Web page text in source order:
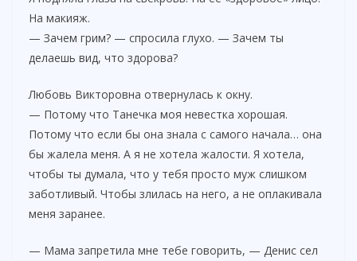
На макияж.
— Зачем грим? — спросила глухо. — Зачем ты
делаешь вид, что здорова?
Любовь Викторовна отвернулась к окну.
— Потому что Танечка моя невестка хорошая.
Потому что если бы она знала с самого начала… она
бы жалела меня. А я не хотела жалости. Я хотела,
чтобы ты думала, что у тебя просто муж слишком
заботливый. Чтобы злилась на него, а не оплакивала
меня заранее.
— Мама запретила мне тебе говорить, — Денис сел